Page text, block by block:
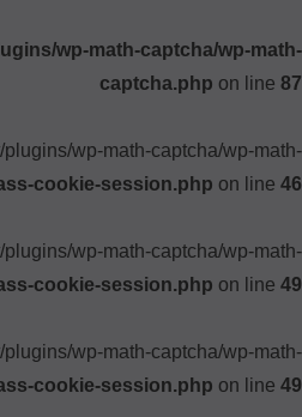
wp-math-captcha/wp-math-
captcha.php on line 87
wp-math-captcha/wp-math-
cookie-session.php on line 46
wp-math-captcha/wp-math-
cookie-session.php on line 49
wp-math-captcha/wp-math-
cookie-session.php on line 49